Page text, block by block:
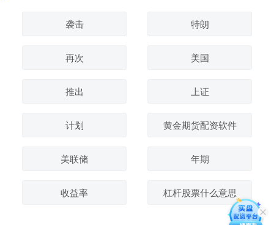
袭击 特朗
再次 美国
推出 上证
计划 黄金期货配资软件
美联储 年期
收益率 杠杆股票什么意思